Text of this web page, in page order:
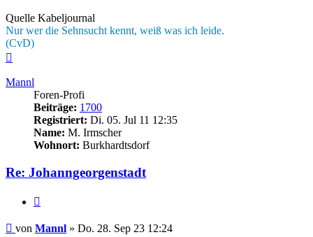
Quelle Kabeljournal
Nur wer die Sehnsucht kennt, weiß was ich leide.
(CvD)
Mannl
Foren-Profi
Beiträge: 1700
Registriert: Di. 05. Jul 11 12:35
Name: M. Irmscher
Wohnort: Burkhardtsdorf
Re: Johanngeorgenstadt
Beitrag
von Mannl » Do. 28. Sep 23 12:24